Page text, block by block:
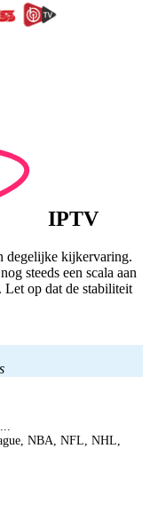
IPTV
degelijke kijkervaring.
steeds een scala aan
Let op dat de stabiliteit
NBA, NFL, NHL,